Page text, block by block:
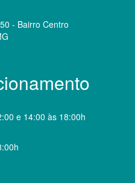
- Bairro Centro
e 14:00 às 18:00h